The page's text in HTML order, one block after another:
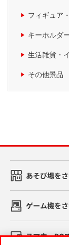
フィギュア
キーホルダ
生活雑貨・
その他景品
あそび場を
ゲーム機を
スマホ・PC